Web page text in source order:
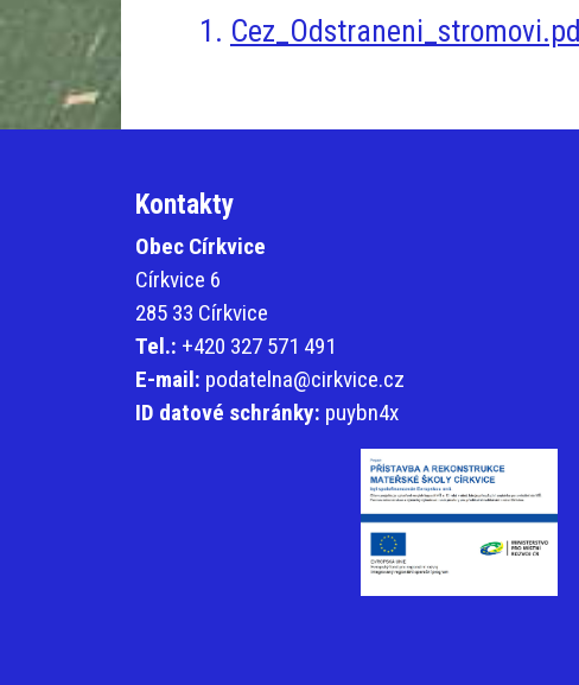
Kontakty
Obec Církvice
Církvice 6
285 33 Církvice
Tel.: +420 327 571 491
E-mail: podatelna@cirkvice.cz
ID datové schránky: puybn4x